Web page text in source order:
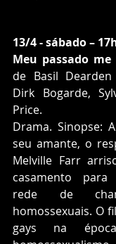
13/4 - sábado –
Meu passado me
de Basil
Dirk Bogarde,
Price.
Drama. Sinopse:
seu amante, o
Melville Farr
casamento
rede de
homossexuais. O
gays na